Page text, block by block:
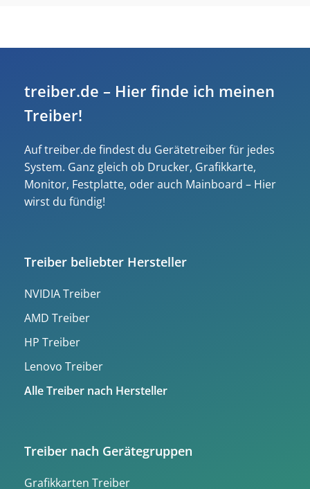
treiber.de – Hier finde ich meinen
Treiber!
Auf treiber.de findest du Gerätetreiber für jedes
System. Ganz gleich ob Drucker, Grafikkarte,
Monitor, Festplatte, oder auch Mainboard – Hier
wirst du fündig!
Treiber beliebter Hersteller
NVIDIA Treiber
AMD Treiber
HP Treiber
Lenovo Treiber
Alle Treiber nach Hersteller
Treiber nach Gerätegruppen
Grafikkarten Treiber